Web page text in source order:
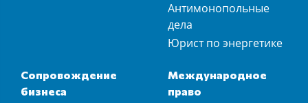
Антимонопольные
дела
Юрист по энергетике
Сопровождение
бизнеса
Международное
право